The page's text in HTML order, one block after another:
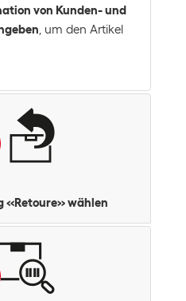
von Kunden- und
, um den Artikel
«Retoure» wählen